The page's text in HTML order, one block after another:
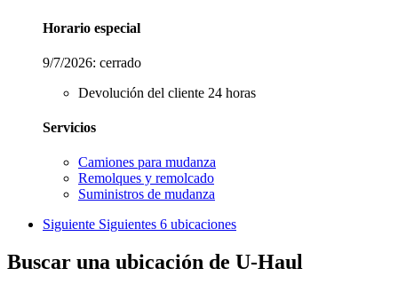
Horario especial
9/7/2026: cerrado
Devolución del cliente 24 horas
Servicios
Camiones para mudanza
Remolques y remolcado
Suministros de mudanza
Siguiente Siguientes 6 ubicaciones
Buscar una ubicación de U-Haul